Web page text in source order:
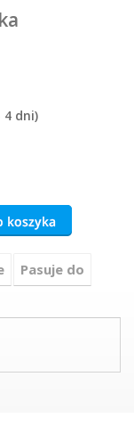
4 dni)
Pasuje do